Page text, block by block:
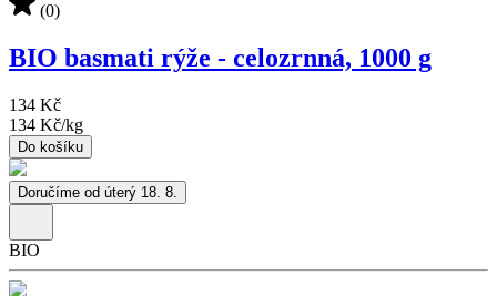
(0)
BIO basmati rýže - celozrnná, 1000 g
134 Kč
134 Kč/kg
Do košíku
Doručíme od úterý 18. 8.
BIO